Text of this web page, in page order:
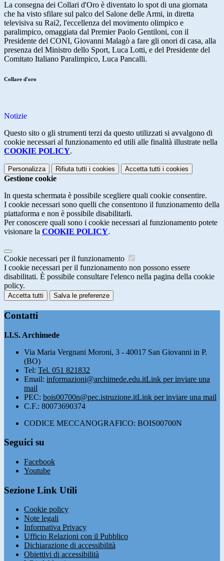
La consegna dei Collari d'Oro è diventato lo spot di una giornata
che ha visto sfilare sul palco del Salone delle Armi, in diretta
televisiva su Rai2, l'eccellenza del movimento olimpico e
paralimpico, omaggiata dal Premier Paolo Gentiloni, con il
Presidente del CONI, Giovanni Malagò a fare gli onori di casa, alla
presenza del Ministro dello Sport, Luca Lotti, e del Presidente del
Comitato Italiano Paralimpico, Luca Pancalli.
Collare d'oro
Notizie
Questo sito o gli strumenti terzi da questo utilizzati si avvalgono di
cookie necessari al funzionamento ed utili alle finalità illustrate nella
COOKIE POLICY.
Personalizza Rifiuta tutti i cookies Accetta tutti i cookies
Gestione cookie
In questa schermata è possibile scegliere quali cookie consentire.
I cookie necessari sono quelli che consentono il funzionamento della
piattaforma e non è possibile disabilitarli.
Per conoscere quali sono i cookie necessari al funzionamento potete
visionare la COOKIE POLICY.
Cookie necessari per il funzionamento
I cookie necessari per il funzionamento non possono essere
disabilitati. È possibile consultare l'elenco nella pagina della cookie
policy.
Accetta tutti Salva le preferenze
Contatti
I.I.S. Archimede
Via Maria Vergnani Moroni, 3 - 40017 San Giovanni in P.
(BO)
Tel: Tel. 051 821832
Email: informazioni@archimede.edu.itLink per inviare una
mail
PEC: bois00700n@pec.istruzione.itLink per inviare una mail
C.F.: 80073690374
CODICE MECCANOGRAFICO: BOIS00700N
Seguici su
Facebook
Youtube
Sezione Link Utili
Cookie policy
Note legali
Informativa Privacy
Ufficio Relazioni con il Pubblico
Dichiarazione di accessibilità
Obiettivi di accessibilità